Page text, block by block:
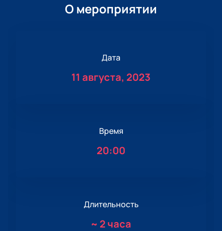
О мероприятии
Дата
11 августа, 2023
Время
20:00
Длительность
~ 2 часа